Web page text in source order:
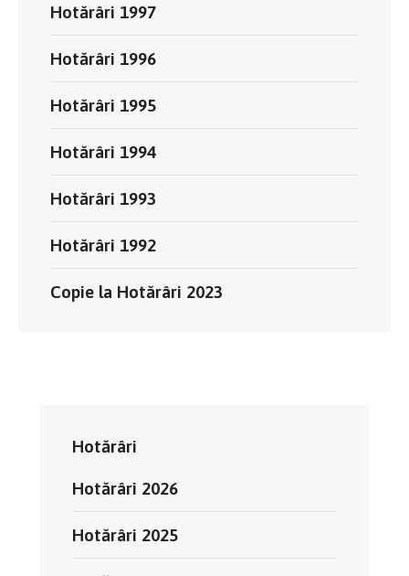
Hotărâri 1997
Hotărâri 1996
Hotărâri 1995
Hotărâri 1994
Hotărâri 1993
Hotărâri 1992
Copie la Hotărâri 2023
Hotărâri
Hotărâri 2026
Hotărâri 2025